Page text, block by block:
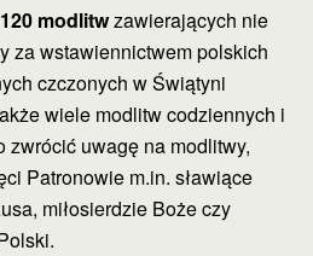
120 modlitwzawierających nie
za wstawiennictwem polskich
czczonych w Świątyni
wiele modlitw codziennych i
zwrócić uwagę na modlitwy,
Patronowie m.in. sławiące
miłosierdzie Boże czy